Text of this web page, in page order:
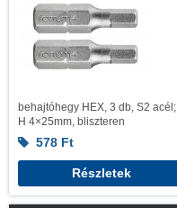
behajtóhegy HEX, 3 db, S2 acél;
H 4×25mm, bliszteren
578 Ft
Részletek